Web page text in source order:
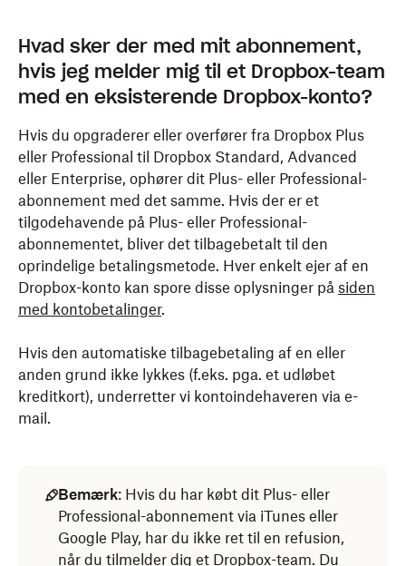
Hvad sker der med mit abonnement,
hvis jeg melder mig til et Dropbox-team
med en eksisterende Dropbox-konto?
Hvis du opgraderer eller overfører fra Dropbox Plus
eller Professional til Dropbox Standard, Advanced
eller Enterprise, ophører dit Plus- eller Professional-
abonnement med det samme. Hvis der er et
tilgodehavende på Plus- eller Professional-
abonnementet, bliver det tilbagebetalt til den
oprindelige betalingsmetode. Hver enkelt ejer af en
Dropbox-konto kan spore disse oplysninger på siden
med kontobetalinger.
Hvis den automatiske tilbagebetaling af en eller
anden grund ikke lykkes (f.eks. pga. et udløbet
kreditkort), underretter vi kontoindehaveren via e-
mail.
Bemærk: Hvis du har købt dit Plus- eller
Professional-abonnement via iTunes eller
Google Play, har du ikke ret til en refusion,
når du tilmelder dig et Dropbox-team. Du